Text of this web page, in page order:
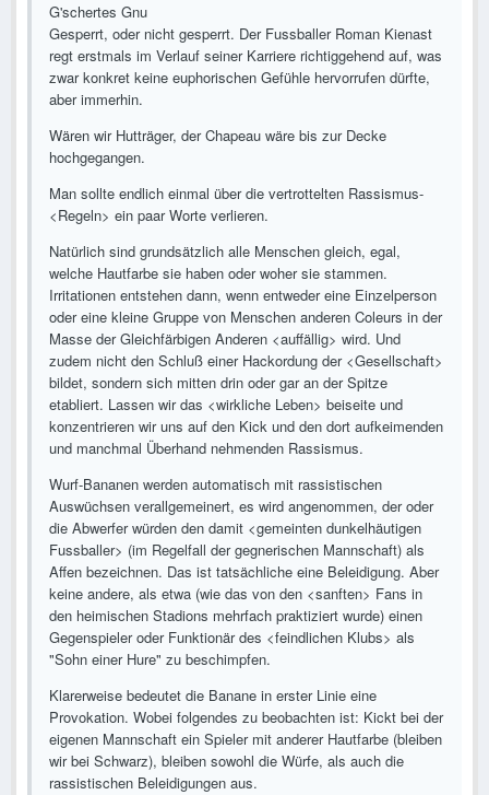
G'schertes Gnu
Gesperrt, oder nicht gesperrt. Der Fussballer Roman Kienast
regt erstmals im Verlauf seiner Karriere richtiggehend auf, was
zwar konkret keine euphorischen Gefühle hervorrufen dürfte,
aber immerhin.
Wären wir Hutträger, der Chapeau wäre bis zur Decke
hochgegangen.
Man sollte endlich einmal über die vertrottelten Rassismus-
<Regeln> ein paar Worte verlieren.
Natürlich sind grundsätzlich alle Menschen gleich, egal,
welche Hautfarbe sie haben oder woher sie stammen.
Irritationen entstehen dann, wenn entweder eine Einzelperson
oder eine kleine Gruppe von Menschen anderen Coleurs in der
Masse der Gleichfärbigen Anderen <auffällig> wird. Und
zudem nicht den Schluß einer Hackordung der <Gesellschaft>
bildet, sondern sich mitten drin oder gar an der Spitze
etabliert. Lassen wir das <wirkliche Leben> beiseite und
konzentrieren wir uns auf den Kick und den dort aufkeimenden
und manchmal Überhand nehmenden Rassismus.
Wurf-Bananen werden automatisch mit rassistischen
Auswüchsen verallgemeinert, es wird angenommen, der oder
die Abwerfer würden den damit <gemeinten dunkelhäutigen
Fussballer> (im Regelfall der gegnerischen Mannschaft) als
Affen bezeichnen. Das ist tatsächliche eine Beleidigung. Aber
keine andere, als etwa (wie das von den <sanften> Fans in
den heimischen Stadions mehrfach praktiziert wurde) einen
Gegenspieler oder Funktionär des <feindlichen Klubs> als
"Sohn einer Hure" zu beschimpfen.
Klarerweise bedeutet die Banane in erster Linie eine
Provokation. Wobei folgendes zu beobachten ist: Kickt bei der
eigenen Mannschaft ein Spieler mit anderer Hautfarbe (bleiben
wir bei Schwarz), bleiben sowohl die Würfe, als auch die
rassistischen Beleidigungen aus.